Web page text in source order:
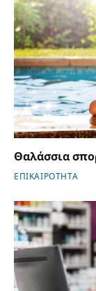
Θαλάσσια
ΕΠΙΚΑΙΡΟΤΗΤΑ